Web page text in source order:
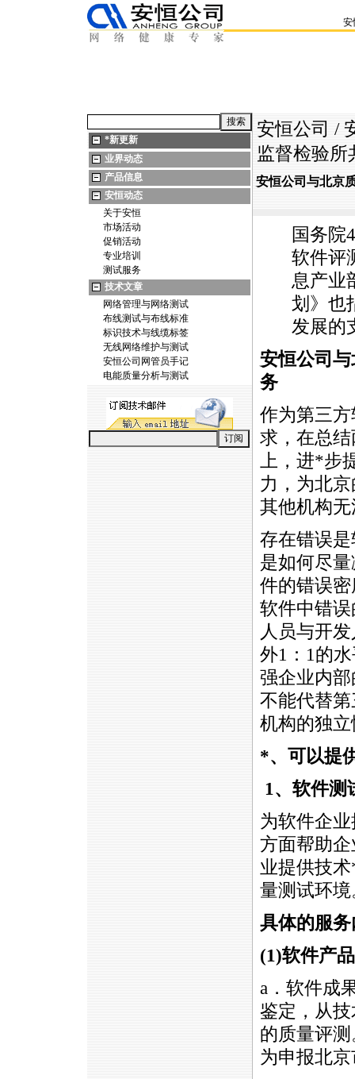
安
*新更新
业界动态
产品信息
安恒动态
关于安恒
市场活动
促销活动
专业培训
测试服务
技术文章
网络管理与网络测试
布线测试与布线标准
标识技术与线缆标签
无线网络维护与测试
安恒公司网管员手记
电能质量分析与测试
安恒公司 /
监督检验所
安恒公司与北京
国务院
软件评
息产业
划》也
发展的
安恒公司
务
作为第三
求，在总
上，进*步
力，为北
其他机构
存在错误
是如何尽
件的错误
软件中错
人员与开
外1：1的
强企业内
不能代替
机构的独
*、可以提
1、软件测
为软件企
方面帮助
业提供技术
量测试环境
具体的服
(1)软件产
a．软件成
鉴定，从
的质量评
为申报北